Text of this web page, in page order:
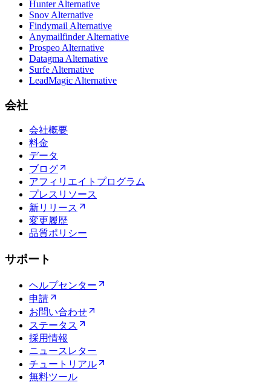
Hunter Alternative
Snov Alternative
Findymail Alternative
Anymailfinder Alternative
Prospeo Alternative
Datagma Alternative
Surfe Alternative
LeadMagic Alternative
会社
会社概要
料金
データ
ブログ
アフィリエイトプログラム
プレスリソース
新リリース
変更履歴
品質ポリシー
サポート
ヘルプセンター
申請
お問い合わせ
ステータス
採用情報
ニュースレター
チュートリアル
無料ツール